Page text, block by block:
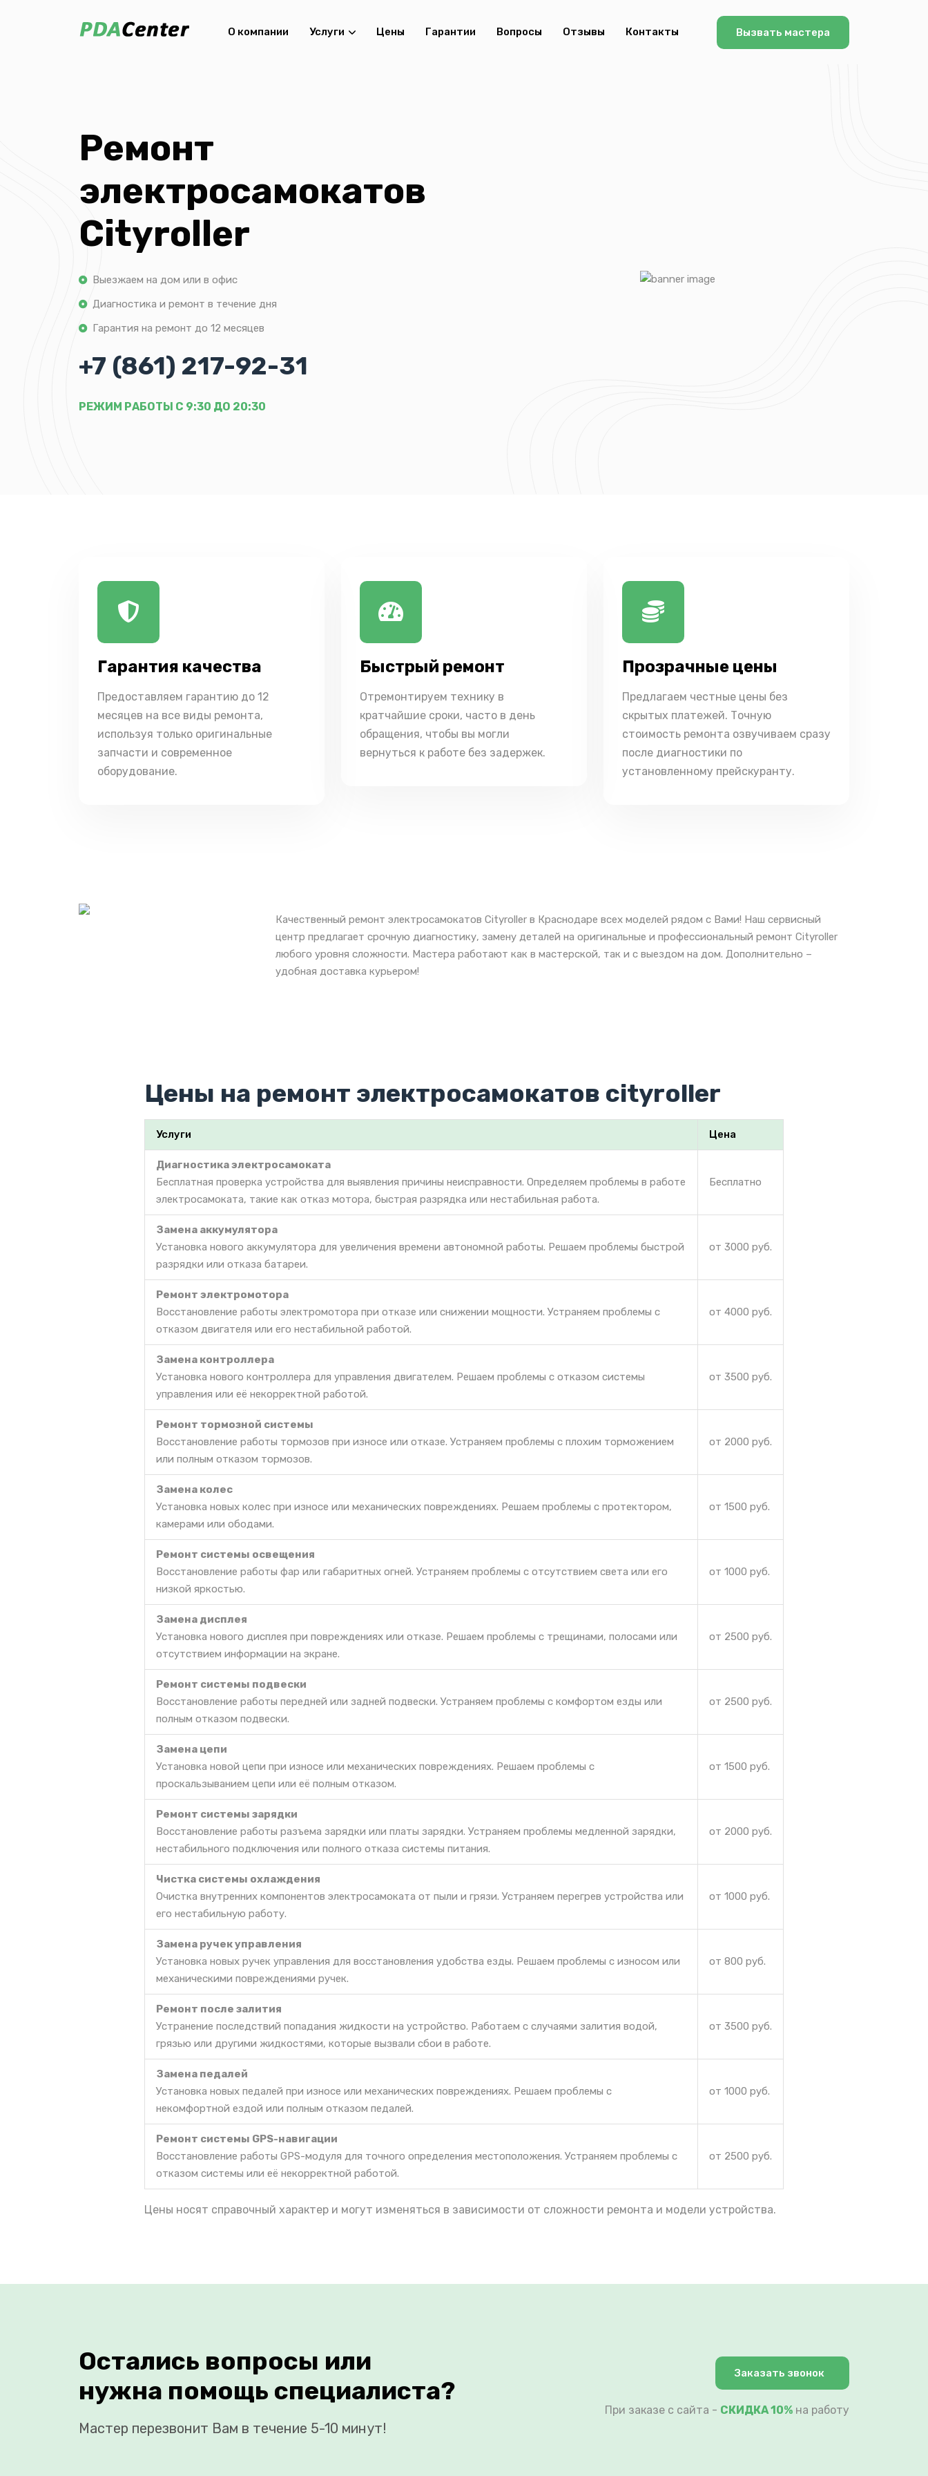
О компании Услуги Цены Гарантии Вопросы Отзывы Контакты Вызвать мастера
Ремонт
электросамокатов
Cityroller
Выезжаем на дом или в офис
Диагностика и ремонт в течение дня
Гарантия на ремонт до 12 месяцев
+7 (861) 217-92-31
РЕЖИМ РАБОТЫ С 9:30 ДО 20:30
Гарантия качества
Предоставляем гарантию до 12
месяцев на все виды ремонта,
используя только оригинальные
запчасти и современное
оборудование.
Быстрый ремонт
Отремонтируем технику в
кратчайшие сроки, часто в день
обращения, чтобы вы могли
вернуться к работе без задержек.
Прозрачные цены
Предлагаем честные цены без
скрытых платежей. Точную
стоимость ремонта озвучиваем сразу
после диагностики по
установленному прейскуранту.
Качественный ремонт электросамокатов Cityroller в Краснодаре всех моделей рядом с Вами! Наш сервисный
центр предлагает срочную диагностику, замену деталей на оригинальные и профессиональный ремонт Cityroller
любого уровня сложности. Мастера работают как в мастерской, так и с выездом на дом. Дополнительно –
удобная доставка курьером!
Цены на ремонт электросамокатов cityroller
Услуги Цена
Диагностика электросамоката
Бесплатная проверка устройства для выявления причины неисправности. Определяем проблемы в работе
электросамоката, такие как отказ мотора, быстрая разрядка или нестабильная работа.
Бесплатно
Замена аккумулятора
Установка нового аккумулятора для увеличения времени автономной работы. Решаем проблемы быстрой
разрядки или отказа батареи.
от 3000 руб.
Ремонт электромотора
Восстановление работы электромотора при отказе или снижении мощности. Устраняем проблемы с
отказом двигателя или его нестабильной работой.
от 4000 руб.
Замена контроллера
Установка нового контроллера для управления двигателем. Решаем проблемы с отказом системы
управления или её некорректной работой.
от 3500 руб.
Ремонт тормозной системы
Восстановление работы тормозов при износе или отказе. Устраняем проблемы с плохим торможением
или полным отказом тормозов.
от 2000 руб.
Замена колес
Установка новых колес при износе или механических повреждениях. Решаем проблемы с протектором,
камерами или ободами.
от 1500 руб.
Ремонт системы освещения
Восстановление работы фар или габаритных огней. Устраняем проблемы с отсутствием света или его
низкой яркостью.
от 1000 руб.
Замена дисплея
Установка нового дисплея при повреждениях или отказе. Решаем проблемы с трещинами, полосами или
отсутствием информации на экране.
от 2500 руб.
Ремонт системы подвески
Восстановление работы передней или задней подвески. Устраняем проблемы с комфортом езды или
полным отказом подвески.
от 2500 руб.
Замена цепи
Установка новой цепи при износе или механических повреждениях. Решаем проблемы с
проскальзыванием цепи или её полным отказом.
от 1500 руб.
Ремонт системы зарядки
Восстановление работы разъема зарядки или платы зарядки. Устраняем проблемы медленной зарядки,
нестабильного подключения или полного отказа системы питания.
от 2000 руб.
Чистка системы охлаждения
Очистка внутренних компонентов электросамоката от пыли и грязи. Устраняем перегрев устройства или
его нестабильную работу.
от 1000 руб.
Замена ручек управления
Установка новых ручек управления для восстановления удобства езды. Решаем проблемы с износом или
механическими повреждениями ручек.
от 800 руб.
Ремонт после залития
Устранение последствий попадания жидкости на устройство. Работаем с случаями залития водой,
грязью или другими жидкостями, которые вызвали сбои в работе.
от 3500 руб.
Замена педалей
Установка новых педалей при износе или механических повреждениях. Решаем проблемы с
некомфортной ездой или полным отказом педалей.
от 1000 руб.
Ремонт системы GPS-навигации
Восстановление работы GPS-модуля для точного определения местоположения. Устраняем проблемы с
отказом системы или её некорректной работой.
от 2500 руб.
Цены носят справочный характер и могут изменяться в зависимости от сложности ремонта и модели устройства.
Остались вопросы или
нужна помощь специалиста?
Мастер перезвонит Вам в течение 5-10 минут!
Заказать звонок
При заказе с сайта - СКИДКА 10% на работу